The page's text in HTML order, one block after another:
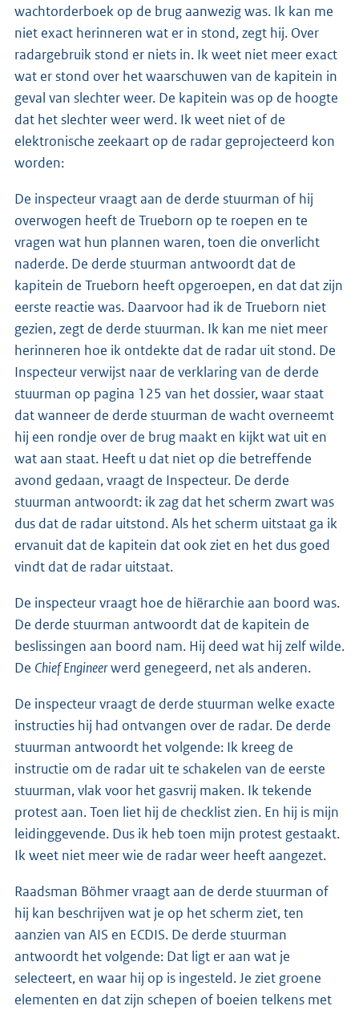
wachtorderboek op de brug aanwezig was. Ik kan me
niet exact herinneren wat er in stond, zegt hij. Over
radargebruik stond er niets in. Ik weet niet meer exact
wat er stond over het waarschuwen van de kapitein in
geval van slechter weer. De kapitein was op de hoogte
dat het slechter weer werd. Ik weet niet of de
elektronische zeekaart op de radar geprojecteerd kon
worden:
De inspecteur vraagt aan de derde stuurman of hij
overwogen heeft de Trueborn op te roepen en te
vragen wat hun plannen waren, toen die onverlicht
naderde. De derde stuurman antwoordt dat de
kapitein de Trueborn heeft opgeroepen, en dat dat zijn
eerste reactie was. Daarvoor had ik de Trueborn niet
gezien, zegt de derde stuurman. Ik kan me niet meer
herinneren hoe ik ontdekte dat de radar uit stond. De
Inspecteur verwijst naar de verklaring van de derde
stuurman op pagina 125 van het dossier, waar staat
dat wanneer de derde stuurman de wacht overneemt
hij een rondje over de brug maakt en kijkt wat uit en
wat aan staat. Heeft u dat niet op die betreffende
avond gedaan, vraagt de Inspecteur. De derde
stuurman antwoordt: ik zag dat het scherm zwart was
dus dat de radar uitstond. Als het scherm uitstaat ga ik
ervanuit dat de kapitein dat ook ziet en het dus goed
vindt dat de radar uitstaat.
De inspecteur vraagt hoe de hiërarchie aan boord was.
De derde stuurman antwoordt dat de kapitein de
beslissingen aan boord nam. Hij deed wat hij zelf wilde.
De Chief Engineerwerd genegeerd, net als anderen.
De inspecteur vraagt de derde stuurman welke exacte
instructies hij had ontvangen over de radar. De derde
stuurman antwoordt het volgende: Ik kreeg de
instructie om de radar uit te schakelen van de eerste
stuurman, vlak voor het gasvrij maken. Ik tekende
protest aan. Toen liet hij de checklist zien. En hij is mijn
leidinggevende. Dus ik heb toen mijn protest gestaakt.
Ik weet niet meer wie de radar weer heeft aangezet.
Raadsman Böhmer vraagt aan de derde stuurman of
hij kan beschrijven wat je op het scherm ziet, ten
aanzien van AIS en ECDIS. De derde stuurman
antwoordt het volgende: Dat ligt er aan wat je
selecteert, en waar hij op is ingesteld. Je ziet groene
elementen en dat zijn schepen of boeien telkens met